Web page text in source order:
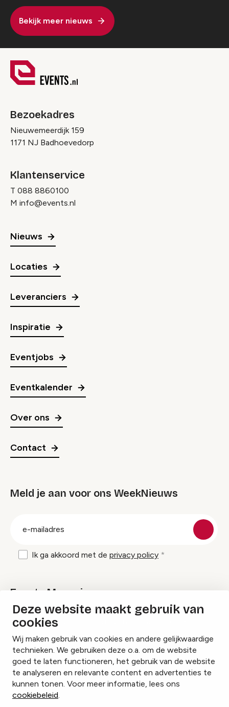
Deze website maakt gebruik van
cookies
Wij maken gebruik van cookies en andere gelijkwaardige
technieken. We gebruiken deze o.a. om de website
goed te laten functioneren, het gebruik van de website
te analyseren en relevante content en advertenties te
kunnen tonen. Voor meer informatie, lees ons
cookiebeleid.
Bekijk meer nieuws
Bezoekadres
Nieuwemeerdijk 159
1171 NJ Badhoevedorp
Klantenservice
T 088 8860100
M info@events.nl
Nieuws
Locaties
Leveranciers
Inspiratie
Eventjobs
Eventkalender
Over ons
Contact
Meld je aan voor ons WeekNieuws
Ik ga akkoord met de privacy policy
Events Magazine
Ik ontvang graag Events Magazine
InstagramFacebookLinkedIn